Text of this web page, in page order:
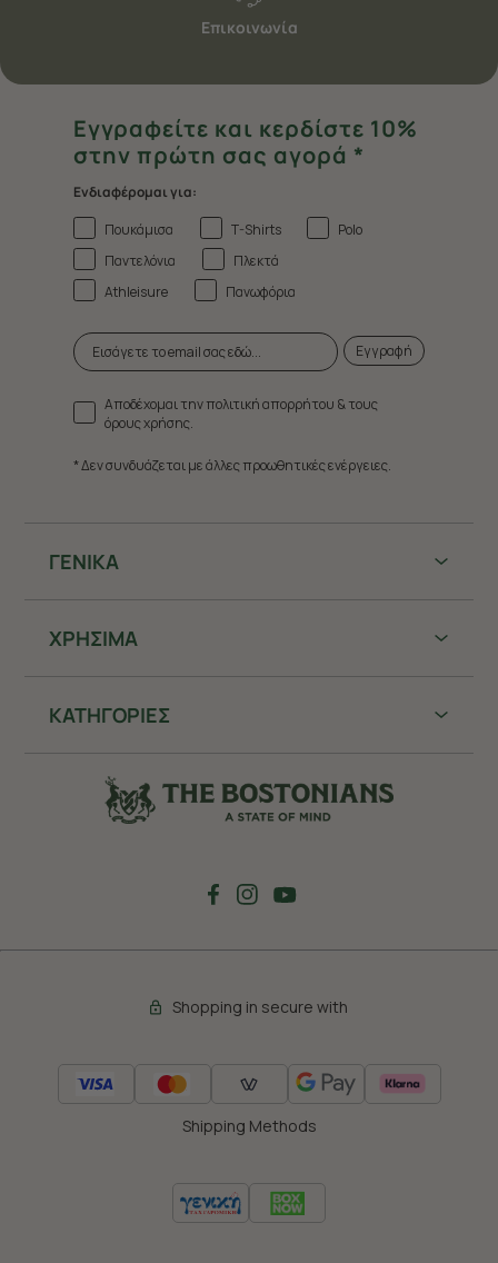
Επικοινωνία
ΓΕΝΙΚΑ
ΧΡHΣΙΜΑ
ΚΑΤΗΓΟΡΙΕΣ
Εγγραφείτε και κερδίστε 10%
στην πρώτη σας αγορά *
Ενδιαφέρομαι για:
Πουκάμισα
T-Shirts
Polo
Παντελόνια
Πλεκτά
Athleisure
Πανωφόρια
Εγγραφή
Αποδέχομαι την πολιτική απορρήτου & τους
όρους χρήσης.
* Δεν συνδυάζεται με άλλες προωθητικές ενέργειες.
Shopping in secure with
Shipping Methods